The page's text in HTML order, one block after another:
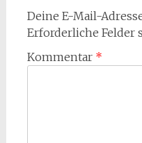
Deine E-Mail-
Erforderliche Felder
Kommentar *